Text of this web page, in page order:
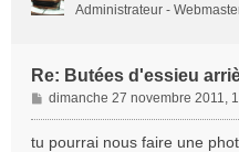
Administrateur -
Re: Butées d'essieu
M
e
s
dimanche 27 novembre 2011,
tu pourrai nous faire une